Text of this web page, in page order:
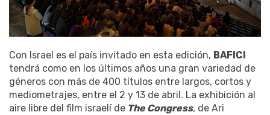
Con Israel es el país invitado en esta edición, BAFICI
tendrá como en los últimos años una gran variedad de
géneros con más de 400 títulos entre largos, cortos y
mediometrajes, entre el 2 y 13 de abril. La exhibición al
aire libre del film israelí de The Congress, de Ari